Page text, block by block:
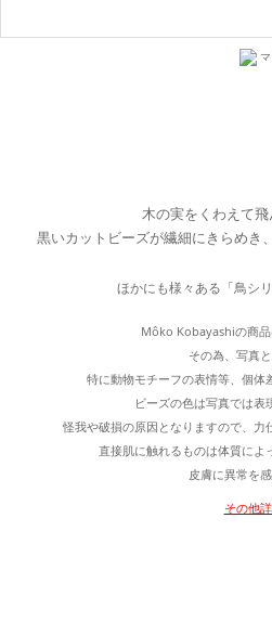
マ
木の実をくわえて
黒いカットビーズが繊細にきらめき
ほかにも様々ある「鳥シリ
Môko Kobayashiの商
その為、写真
特に動物モチーフの表情等、個
ビーズの色は写真では
怪我や破損の原因となりますので、
直接肌に触れるものは体質によ
皮膚に異常を
その他